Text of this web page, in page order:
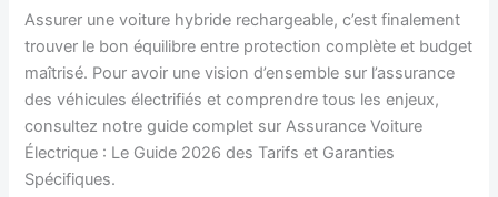
Assurer une voiture hybride rechargeable, c’est finalement
trouver le bon équilibre entre protection complète et budget
maîtrisé. Pour avoir une vision d’ensemble sur l’assurance
des véhicules électrifiés et comprendre tous les enjeux,
consultez notre guide complet sur Assurance Voiture
Électrique : Le Guide 2026 des Tarifs et Garanties
Spécifiques.